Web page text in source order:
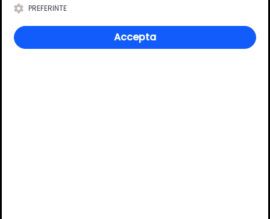
Întrebări și răspunsuri
PREFERINTE
Accepta